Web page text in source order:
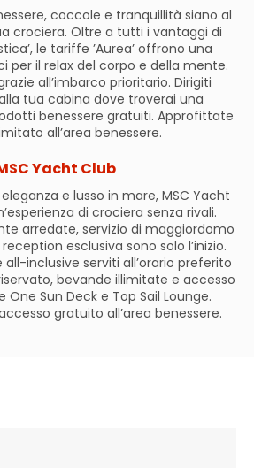
coccole e tranquillità siano al
crociera. Oltre a tutti i vantaggi di
le tariffe ’Aurea’ offrono una
per il relax del corpo e della mente.
all’imbarco prioritario. Dirigiti
tua cabina dove troverai una
benessere gratuiti. Approfittate
all’area benessere.
Yacht Club
e lusso in mare, MSC Yacht
di crociera senza rivali.
arredate, servizio di maggiordomo
esclusiva sono solo l’inizio.
all-inclusive serviti all’orario preferito
bevande illimitate e accesso
One Sun Deck e Top Sail Lounge.
gratuito all’area benessere.